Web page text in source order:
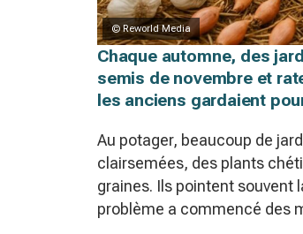
© Reworld Media
Chaque automne, des
semis de novembre et
les anciens gardaient
Au potager, beaucoup de
clairsemées, des plants
graines. Ils pointent souvent
problème a commencé des